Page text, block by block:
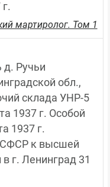
мартиролог. Том 1
д. Ручьи
обл.,
склада УНР-5
1937 г. Особой
1937 г.
к высшей
г. Ленинград 31